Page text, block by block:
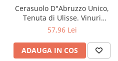
Cerasuolo D"Abruzzo Unico,
Tenuta di Ulisse. Vinuri
import Italia.
57,96 Lei
ADAUGA IN COS